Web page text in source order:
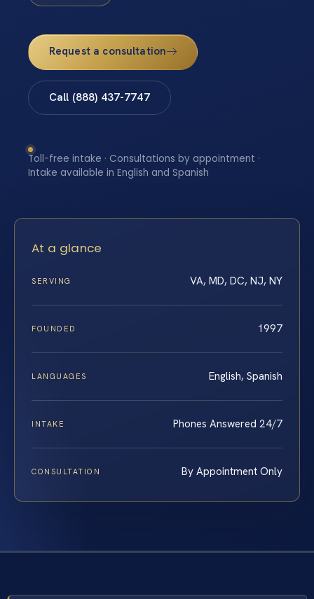
Request a consultation
Call (888) 437-7747
Toll-free intake · Consultations by appointment ·
Intake available in English and Spanish
At a glance
SERVING VA, MD, DC, NJ, NY
FOUNDED 1997
LANGUAGES English, Spanish
INTAKE Phones Answered 24/7
CONSULTATION By Appointment Only